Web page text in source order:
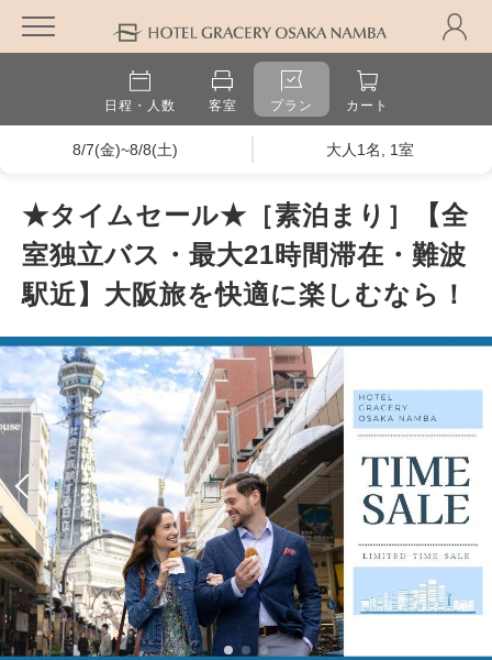
日程・人数 客室 プラン カート
8/7(金)~8/8(土) 大人1名, 1室
★タイムセール★［素泊まり］【全
室独立バス・最大21時間滞在・難波
駅近】大阪旅を快適に楽しむなら！